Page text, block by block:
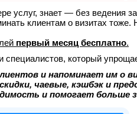
услуг, знает — без ведения
клиентам о визитах
первый месяц бесплатно.
специалистов, который
и напоминает им о
чаевые, кэшбэк и
и помогает больше